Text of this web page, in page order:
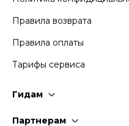
Правила возврата
Правила оплаты
Тарифы сервиса
Гидам
Партнерам